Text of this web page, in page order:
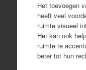
Het toevoegen
heeft veel
ruimte visueel
Het kan ook
ruimte te
beter tot hun